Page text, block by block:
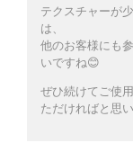
テクスチャーが
は、
他のお客様にも
いですね😊
ぜひ続けてご使
ただければと思い